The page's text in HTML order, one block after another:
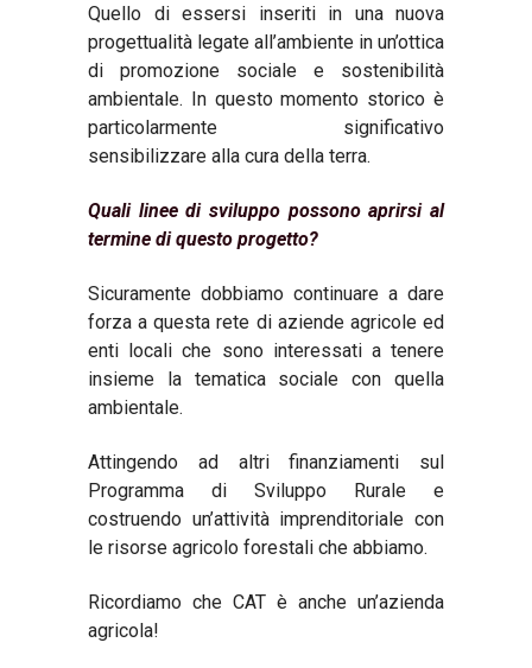
Quello di essersi inseriti in una nuova
progettualità legate all’ambiente in un’ottica
di promozione sociale e sostenibilità
ambientale. In questo momento storico è
particolarmente significativo
sensibilizzare alla cura della terra.
Quali linee di sviluppo possono aprirsi al
termine di questo progetto?
Sicuramente dobbiamo continuare a dare
forza a questa rete di aziende agricole ed
enti locali che sono interessati a tenere
insieme la tematica sociale con quella
ambientale.
Attingendo ad altri finanziamenti sul
Programma di Sviluppo Rurale e
costruendo un’attività imprenditoriale con
le risorse agricolo forestali che abbiamo.
Ricordiamo che CAT è anche un’azienda
agricola!